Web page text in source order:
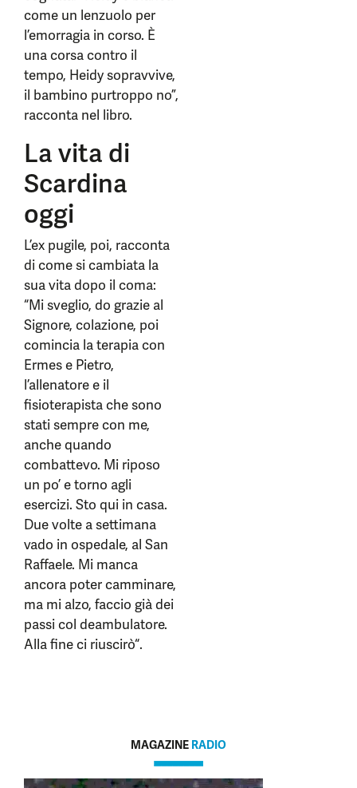
come un lenzuolo per
l’emorragia in corso. È
una corsa contro il
tempo, Heidy sopravvive,
il bambino purtroppo no”,
racconta nel libro.
La vita di
Scardina
oggi
L’ex pugile, poi, racconta
di come si cambiata la
sua vita dopo il coma:
“Mi sveglio, do grazie al
Signore, colazione, poi
comincia la terapia con
Ermes e Pietro,
l’allenatore e il
fisioterapista che sono
stati sempre con me,
anche quando
combattevo. Mi riposo
un po’ e torno agli
esercizi. Sto qui in casa.
Due volte a settimana
vado in ospedale, al San
Raffaele. Mi manca
ancora poter camminare,
ma mi alzo, faccio già dei
passi col deambulatore.
Alla fine ci riuscirò“.
MAGAZINE RADIO